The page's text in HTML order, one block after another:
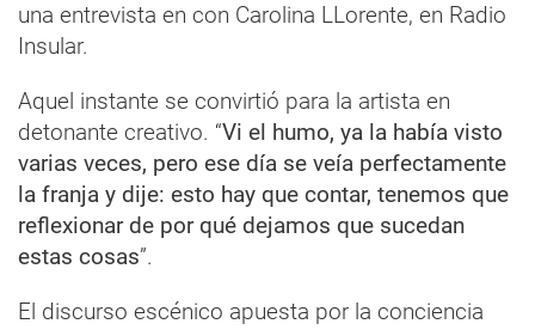
una entrevista en con Carolina LLorente, en Radio
Insular.
Aquel instante se convirtió para la artista en
detonante creativo. “Vi el humo, ya la había visto
varias veces, pero ese día se veía perfectamente
la franja y dije: esto hay que contar, tenemos que
reflexionar de por qué dejamos que sucedan
estas cosas”.
El discurso escénico apuesta por la conciencia